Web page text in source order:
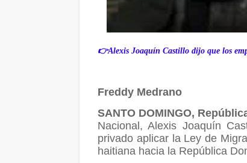
👉Alexis Joaquín Castillo dijo que los
Freddy Medrano
SANTO DOMINGO,
Nacional, Alexis Joaquín
privado aplicar la Ley de
haitiana hacia la República